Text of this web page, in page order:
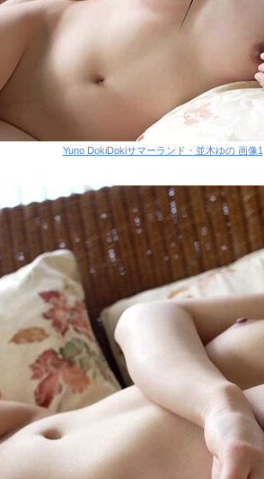
Yuno DokiDokiサマーランド・並木ゆの 画像1